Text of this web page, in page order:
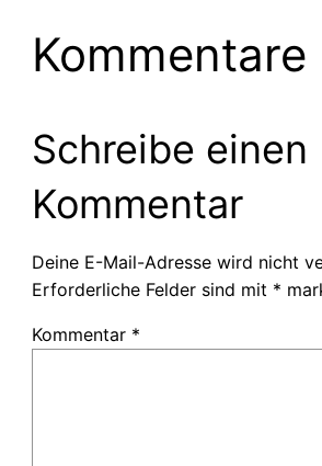
Kommentare
Schreibe einen
Kommentar
Deine E-Mail-Adresse wird nicht
Erforderliche Felder sind mit *
Kommentar *